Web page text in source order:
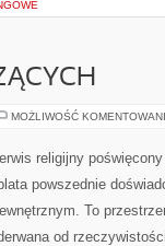
MOŻLIWOŚĆ
religijny
powszednie
To
od